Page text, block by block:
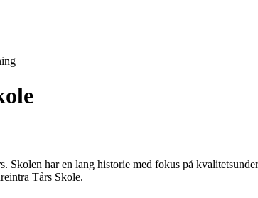
Skolen har en lang historie med fokus på
Tårs Skole.